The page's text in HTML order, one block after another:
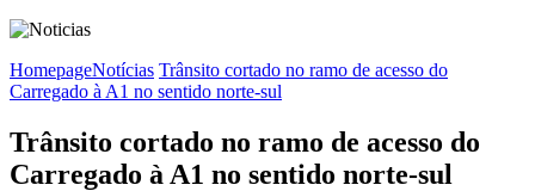
HomepageNotícias Trânsito cortado no ramo de acesso do
Carregado à A1 no sentido norte-sul
Trânsito cortado no ramo de acesso do
Carregado à A1 no sentido norte-sul